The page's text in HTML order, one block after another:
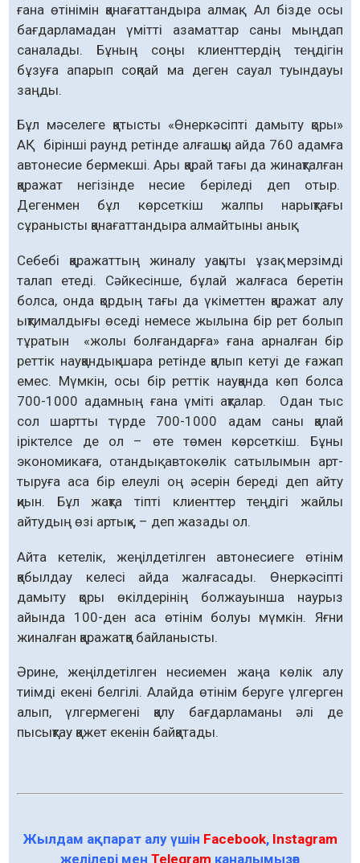
ғана өтінімін қанағаттандыра алмақ. Ал бізде осы
бағдарламадан үмітті аза­маттар саны мыңдап
саналады. Бұның соңы клиенттердің теңдігін
бұзуға апарып соқпай ма деген сауал туындауы
заңды.
Бұл мәселеге қатысты «Өнеркәсіпті дамыту қоры»
АҚ бірінші раунд ре­тінде алғашқы айда 760 адамға
авто­несие бермекші. Ары қарай тағы да жинақталған
қаражат негізінде несие беріледі деп отыр.
Дегенмен бұл көрсеткіш жалпы нарықтағы
сұраныс­ты қанағаттандыра алмайтыны анық.
Себебі қаражаттың жиналу уақыты ұзақ мерзімді
талап етеді. Сәйкесінше, бұлай жалғаса беретін
болса, онда қордың тағы да үкіметтен қаражат алу
ықтималдығы өседі немесе жы­лына бір рет болып
тұратын «жолы болғандарға» ғана арналған бір
реттік науқандық шара ретінде қалып кетуі де ғажап
емес. Мүмкін, осы бір реттік науқанда көп болса
700-1000 адамның ғана үміті ақталар. Одан тыс
сол шартты түрде 700-1000 адам саны қалай
іріктелсе де ол – өте төмен көрсеткіш. Бұны
экономикаға, отандық автокөлік саты­лымын арт­
тыруға аса бір елеулі оң әсерін береді деп айту
қиын. Бұл жақта тіпті клиенттер теңдігі жайлы
айтудың өзі артық», – деп жазады ол.
Айта кетелік, жеңілдетілген авто­несиеге өтінім
қабылдау келесі айда жалғасады. Өнеркәсіпті
дамыту қоры өкілдерінің болжауынша наурыз
айын­да 100-ден аса өтінім болуы мүмкін. Яғни
жиналған қаражатқа байланысты.
Әрине, жеңілдетілген несиемен жаңа көлік алу
тиімді екені белгілі. Алайда өтінім беруге үлгерген
алып, үлгермегені қалу бағдарламаны әлі де
пысықтау қажет екенін байқатады.
Жылдам ақпарат алу үшін Facebook, Instagram
желілері мен Telegram каналымызға